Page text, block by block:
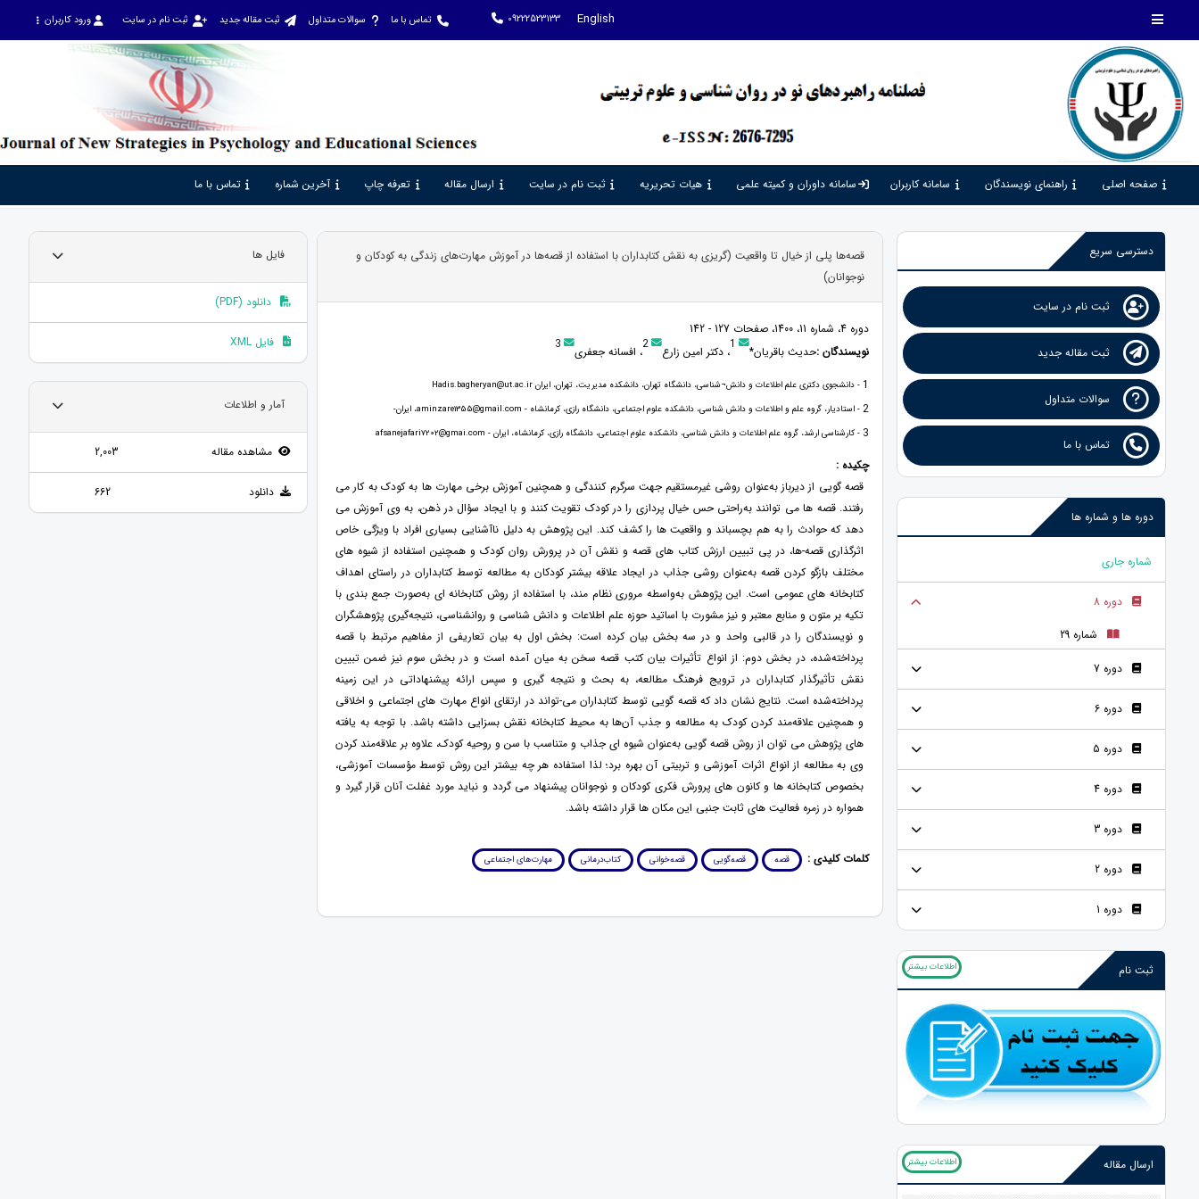
English
09222523133 تماس با ما سوالات متداول ثبت مقاله جدید ثبت نام در سایت ورود کاربران
صفحه اصلی راهنمای نویسندگان سامانه کاربران سامانه داوران و کمیته علمی هیات تحریریه ثبت نام در سایت ارسال مقاله تعرفه چاپ آخرین شماره تماس با ما
دسترسی سریع
ثبت نام در سایت
ثبت مقاله جدید
سوالات متداول
تماس با ما
دوره ها و شماره ها
شماره جاری
دوره 8
شماره 29
دوره 7
دوره 6
دوره 5
دوره 4
دوره 3
دوره 2
دوره 1
ثبت نام اطلاعات بیشتر
ارسال مقاله اطلاعات بیشتر
قصه‌ها پلی از خیال تا واقعیت (گریزی به نقش کتابداران با استفاده از قصه‌ها در آموزش مهارت‌های زندگی به کودکان و
نوجوانان)
دوره 4، شماره 11، 1400، صفحات 127 - 142
نویسندگان :حدیث باقریان* 1، دکتر امین زارع 2، افسانه جعفری 3
1 - دانشجوی دکتری علم اطلاعات و دانش¬شناسی، دانشگاه تهران، دانشکده مدیریت، تهران، ایران Hadis.bagheryan@ut.ac.ir
2 - استادیار، گروه علم و اطلاعات و دانش شناسی، دانشکده علوم اجتماعی، دانشگاه رازی، کرمانشاه - aminzare1355@gmail.com، ایران-
3 - کارشناسی ارشد، گروه علم اطلاعات و دانش شناسی، دانشکده علوم اجتماعی، دانشگاه رازی، کرمانشاه، ایران - afsanejafari7202@gmai.com
چکیده :
قصه گویی از دیرباز به‌عنوان روشی غیرمستقیم جهت سرگرم کنندگی و همچنین آموزش برخی مهارت ها به کودک به کار می
رفتند. قصه ها می توانند به‌راحتی حس خیال پردازی را در کودک تقویت کنند و با ایجاد سؤال در ذهن، به وی آموزش می
دهد که حوادث را به هم بچسباند و واقعیت ها را کشف کند. این پژوهش به دلیل ناآشنایی بسیاری افراد با ویژگی خاص
اثرگذاری قصه-ها، در پی تبیین ارزش کتاب های قصه و نقش آن در پرورش روان کودک و همچنین استفاده از شیوه های
مختلف بازگو کردن قصه به‌عنوان روشی جذاب در ایجاد علاقه بیشتر کودکان به مطالعه توسط کتابداران در راستای اهداف
کتابخانه های عمومی است. این پژوهش به‌واسطه مروری نظام مند، با استفاده از روش کتابخانه ای به‌صورت جمع بندی با
تکیه بر متون و منابع معتبر و نیز مشورت با اساتید حوزه علم اطلاعات و دانش شناسی و روانشناسی، نتیجه‌گیری پژوهشگران
و نویسندگان را در قالبی واحد و در سه بخش بیان کرده است: بخش اول به بیان تعاریفی از مفاهیم مرتبط با قصه
پرداخته‌شده، در بخش دوم: از انواع تأثیرات بیان کتب قصه سخن به میان آمده است و در بخش سوم نیز ضمن تبیین
نقش تأثیرگذار کتابداران در ترویج فرهنگ مطالعه، به بحث و نتیجه گیری و سپس ارائه پیشنهاداتی در این زمینه
پرداخته‌شده است. نتایج نشان داد که قصه گویی توسط کتابداران می-تواند در ارتقای انواع مهارت های اجتماعی و اخلاقی
و همچنین علاقه‌مند کردن کودک به مطالعه و جذب آن‌ها به محیط کتابخانه نقش بسزایی داشته باشد. با توجه به یافته
های پژوهش می توان از روش قصه گویی به‌عنوان شیوه ای جذاب و متناسب با سن و روحیه کودک، علاوه بر علاقه‌مند کردن
وی به مطالعه از انواع اثرات آموزشی و تربیتی آن بهره برد؛ لذا استفاده هر چه بیشتر این روش توسط مؤسسات آموزشی،
بخصوص کتابخانه ها و کانون های پرورش فکری کودکان و نوجوانان پیشنهاد می گردد و نباید مورد غفلت آنان قرار گیرد و
همواره در زمره فعالیت های ثابت جنبی این مکان ها قرار داشته باشد.
کلمات کلیدی : قصه قصه‌گویی قصه‌خوانی کتاب‌درمانی مهارت‌های اجتماعی
فایل ها
دانلود (PDF)
فایل XML
آمار و اطلاعات
مشاهده مقاله 2,003
دانلود 662